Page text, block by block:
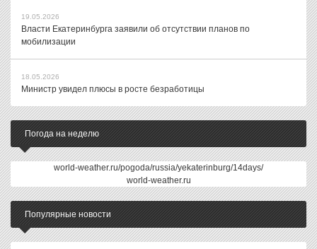
19.05.2026
Власти Екатеринбурга заявили об отсутствии планов по
мобилизации
18.05.2026
Министр увидел плюсы в росте безработицы
Погода на неделю
world-weather.ru/pogoda/russia/yekaterinburg/14days/
world-weather.ru
Популярные новости